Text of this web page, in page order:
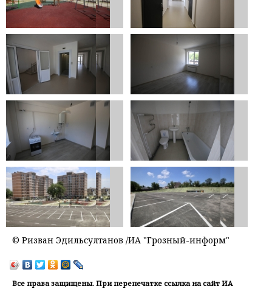
© Ризван Эдильсултанов /ИА "Грозный-информ"
Все права защищены. При перепечатке ссылка на сайт ИА